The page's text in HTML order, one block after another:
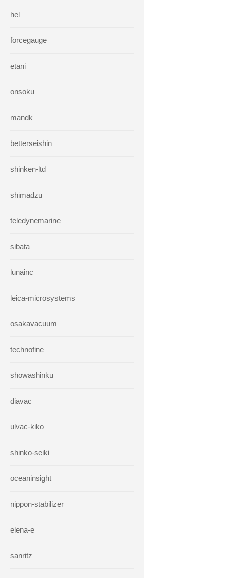
hel
forcegauge
etani
onsoku
mandk
betterseishin
shinken-ltd
shimadzu
teledynemarine
sibata
lunainc
leica-microsystems
osakavacuum
technofine
showashinku
diavac
ulvac-kiko
shinko-seiki
oceaninsight
nippon-stabilizer
elena-e
sanritz